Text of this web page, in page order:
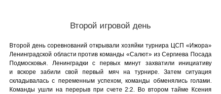
Второй игровой день
Второй день соревнований открывали хозяйки турнира ЦСП «Ижора»
Ленинградской области против команды «Салют» из Сергиева Посада
Подмосковья. Ленинградки с первых минут захватили инициативу
и вскоре забили свой первый мяч на турнире. Затем ситуация
складывалась с переменным успехом, команды обменялись голами.
Команды ушли на перерыв при счете 2:2. Во втором тайме Ксения